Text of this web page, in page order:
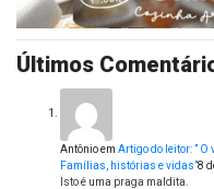
Últimos
Antônioem Artigo do leitor: ”
Famílias, histórias e vidas”8
Isto é uma praga maldita.